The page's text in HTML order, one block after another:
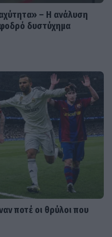
Ε’
Η
για
– Η ανάλυση
δυστύχημα
ποτέ οι θρύλοι που